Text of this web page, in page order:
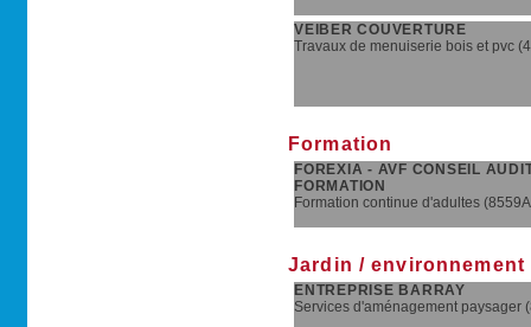
VEIBER COUVERTURE
Travaux de menuiserie bois et pvc
Formation
FOREXIA - AVF CONSEIL
FORMATION
Formation continue d'adultes
Jardin / environnement
ENTREPRISE BARRAY
Services d'aménagement paysager